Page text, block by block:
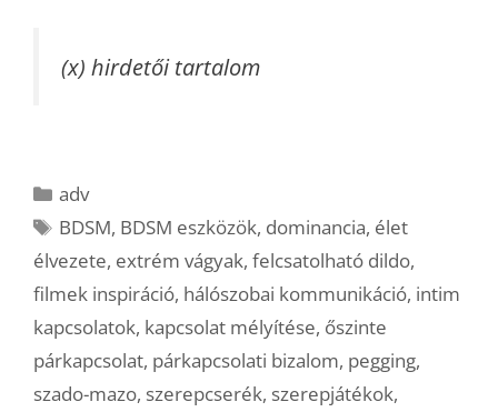
(x) hirdetői tartalom
Kategória
adv
Címkék
BDSM, BDSM eszközök, dominancia, élet
élvezete, extrém vágyak, felcsatolható dildo,
filmek inspiráció, hálószobai kommunikáció, intim
kapcsolatok, kapcsolat mélyítése, őszinte
párkapcsolat, párkapcsolati bizalom, pegging,
szado-mazo, szerepcserék, szerepjátékok,